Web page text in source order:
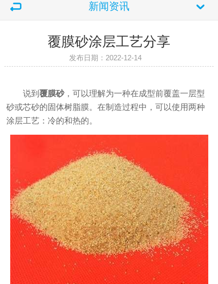
新闻资讯
覆膜砂涂层工艺分享
发布日期：2022-12-14
说到覆膜砂，可以理解为一种在成型前覆盖一层型
砂或芯砂的固体树脂膜。在制造过程中，可以使用两种
涂层工艺：冷的和热的。